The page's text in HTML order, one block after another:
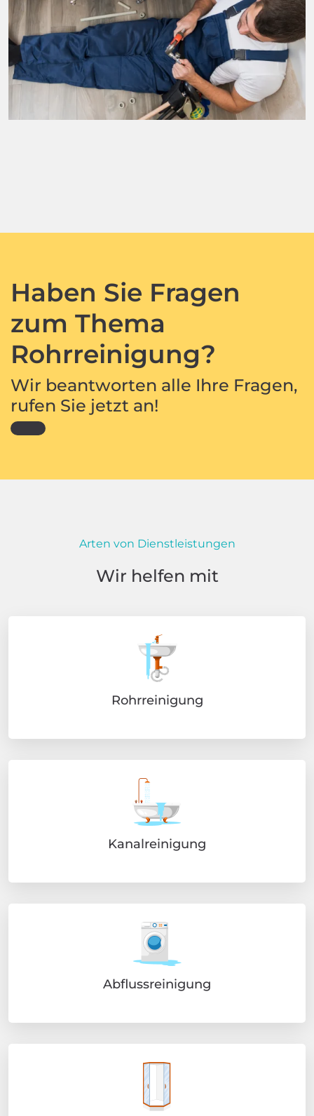
Haben Sie Fragen
zum Thema
Rohrreinigung?
Wir beantworten alle Ihre Fragen,
rufen Sie jetzt an!
Arten von Dienstleistungen
Wir helfen mit
Rohrreinigung
Kanalreinigung
Abflussreinigung